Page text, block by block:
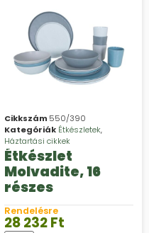
Cikkszám 550/390
Kategóriák Étkészletek,
Háztartási cikkek
Étkészlet
Molvadite, 16
részes
Rendelésre
28 232Ft